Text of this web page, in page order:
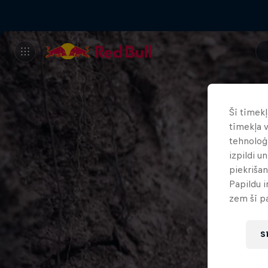
Šī
tīmekļa
izpildi
Papildu
zem šī